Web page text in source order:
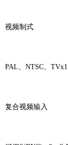
视频制式
PAL、NTSC、TVx1
复合视频输入